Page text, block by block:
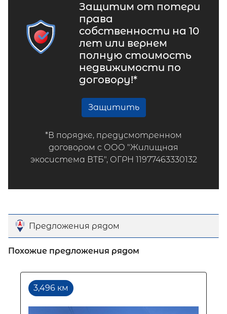
Защитим от потери
права
собственности на 10
лет или вернем
полную стоимость
недвижимости по
договору!*
Защитить
*В порядке, предусмотренном
договором с ООО "Жилищная
экосистема ВТБ", ОГРН 11977463330132
Предложения рядом
Похожие предложения рядом
3,496 км